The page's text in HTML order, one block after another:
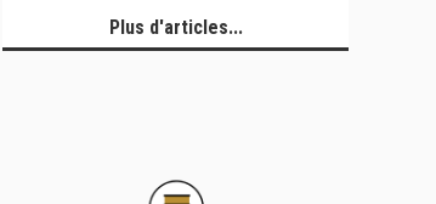
Plus d'articles...